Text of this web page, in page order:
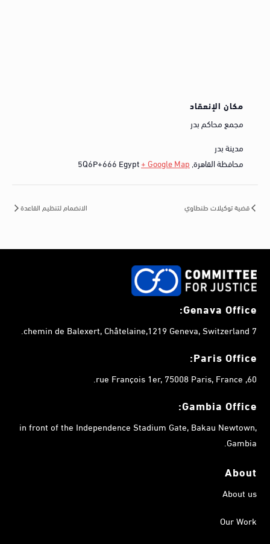
مكان الإنعقاد
مجمع محاكم بدر
مدينة بدر
محافظة القاهرة,
5Q6P+666 Egypt+ Google Map
قضية توكيلات طنطاوي الانضمام لتنظيم القاعدة
Genava Office:
7 chemin de Balexert, Châtelaine,1219 Geneva, Switzerland.
Paris Office:
60, rue François 1er, 75008 Paris, France.
Gambia Office:
in front of the Independence Stadium Gate, Bakau Newtown,
Gambia.
About
About us
Our Work